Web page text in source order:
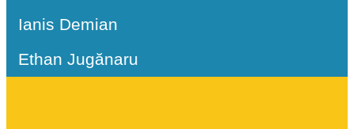
Ianis Demian
Ethan Jugănaru